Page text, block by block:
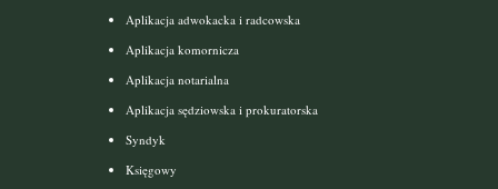
Aplikacja adwokacka i radcowska
Aplikacja komornicza
Aplikacja notarialna
Aplikacja sędziowska i prokuratorska
Syndyk
Księgowy